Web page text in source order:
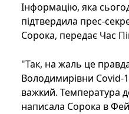
Інформацію, яка
підтвердила прес-
Сорока, передає Час
"Так, на жаль це
Володимирівни Covid-
важкий. Температура
написала Сорока в